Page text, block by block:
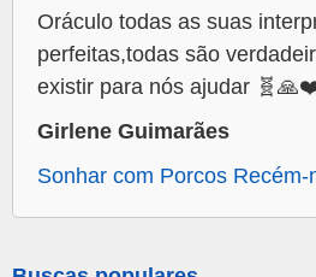
Oráculo todas as suas
perfeitas,todas são
existir para nós ajudar
Girlene Guimarães
Sonhar com Porcos Recém-